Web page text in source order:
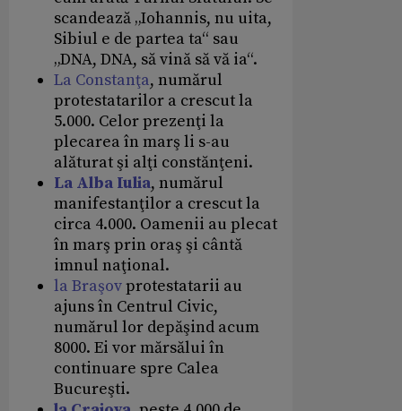
scandează „Iohannis, nu uita,
Sibiul e de partea ta“ sau
„DNA, DNA, să vină să vă ia“.
La Constanţa, numărul
protestatarilor a crescut la
5.000. Celor prezenţi la
plecarea în marş li s-au
alăturat şi alţi constănţeni.
La Alba Iulia, numărul
manifestanţilor a crescut la
circa 4.000. Oamenii au plecat
în marş prin oraş şi cântă
imnul naţional.
la Braşovprotestatarii au
ajuns în Centrul Civic,
numărul lor depăşind acum
8000. Ei vor mărsălui în
continuare spre Calea
Bucureşti.